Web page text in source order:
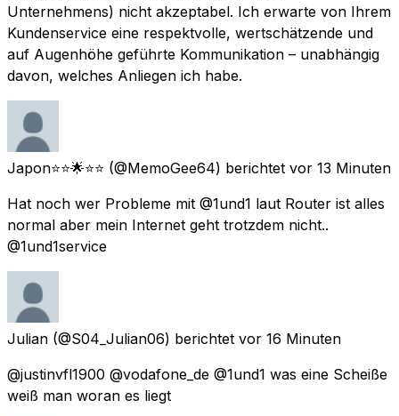
Unternehmens) nicht akzeptabel. Ich erwarte von Ihrem
Kundenservice eine respektvolle, wertschätzende und
auf Augenhöhe geführte Kommunikation – unabhängig
davon, welches Anliegen ich habe.
Japon⭐️⭐️🌟⭐️⭐️ (@MemoGee64) berichtet vor 13 Minuten
Hat noch wer Probleme mit @1und1 laut Router ist alles
normal aber mein Internet geht trotzdem nicht..
@1und1service
Julian (@S04_Julian06) berichtet vor 16 Minuten
@justinvfl1900 @vodafone_de @1und1 was eine Scheiße
weiß man woran es liegt